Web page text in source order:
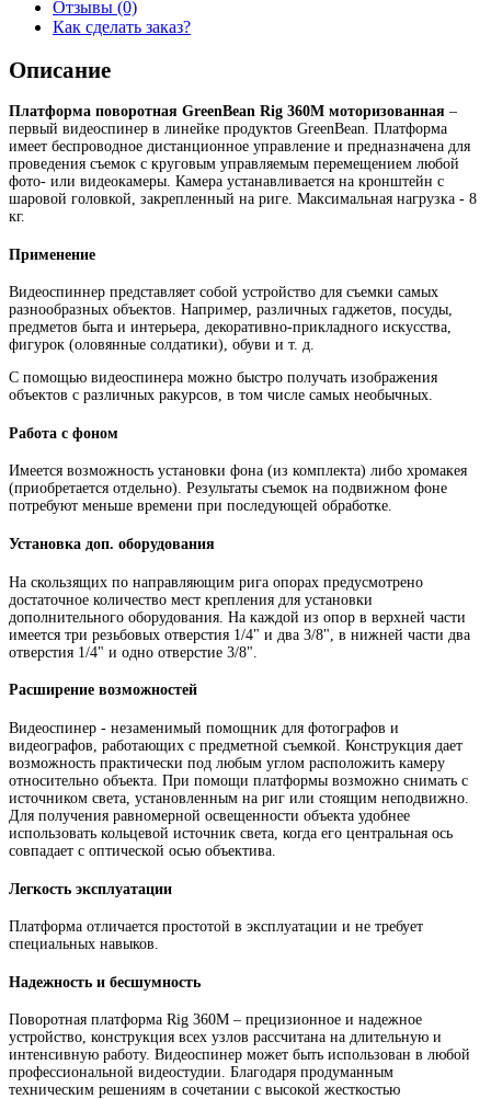
Отзывы (0)
Как сделать заказ?
Описание
Платформа поворотная GreenBean Rig 360M моторизованная –
первый видеоспинер в линейке продуктов GreenBean. Платформа
имеет беспроводное дистанционное управление и предназначена для
проведения съемок с круговым управляемым перемещением любой
фото- или видеокамеры. Камера устанавливается на кронштейн с
шаровой головкой, закрепленный на риге. Максимальная нагрузка - 8
кг.
Применение
Видеоспиннер представляет собой устройство для съемки самых
разнообразных объектов. Например, различных гаджетов, посуды,
предметов быта и интерьера, декоративно-прикладного искусства,
фигурок (оловянные солдатики), обуви и т. д.
С помощью видеоспинера можно быстро получать изображения
объектов с различных ракурсов, в том числе самых необычных.
Работа с фоном
Имеется возможность установки фона (из комплекта) либо хромакея
(приобретается отдельно). Результаты съемок на подвижном фоне
потребуют меньше времени при последующей обработке.
Установка доп. оборудования
На скользящих по направляющим рига опорах предусмотрено
достаточное количество мест крепления для установки
дополнительного оборудования. На каждой из опор в верхней части
имеется три резьбовых отверстия 1/4" и два 3/8", в нижней части два
отверстия 1/4" и одно отверстие 3/8".
Расширение возможностей
Видеоспинер - незаменимый помощник для фотографов и
видеографов, работающих с предметной съемкой. Конструкция дает
возможность практически под любым углом расположить камеру
относительно объекта. При помощи платформы возможно снимать с
источником света, установленным на риг или стоящим неподвижно.
Для получения равномерной освещенности объекта удобнее
использовать кольцевой источник света, когда его центральная ось
совпадает с оптической осью объектива.
Легкость эксплуатации
Платформа отличается простотой в эксплуатации и не требует
специальных навыков.
Надежность и бесшумность
Поворотная платформа Rig 360M – прецизионное и надежное
устройство, конструкция всех узлов рассчитана на длительную и
интенсивную работу. Видеоспинер может быть использован в любой
профессиональной видеостудии. Благодаря продуманным
техническим решениям в сочетании с высокой жесткостью